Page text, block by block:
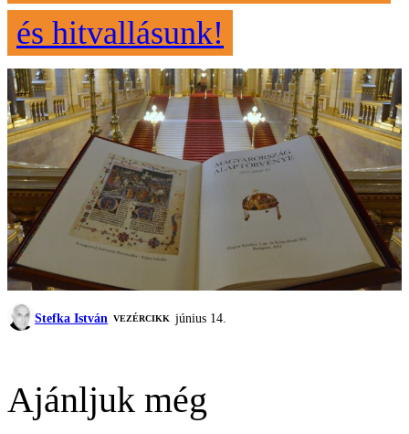
és hitvallásunk!
Stefka István VEZÉRCIKK június 14.
Ajánljuk még